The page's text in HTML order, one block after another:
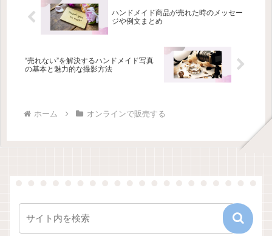
ハンドメイド商品が売れた時のメッセー
ジや例文まとめ
“売れない”を解決するハンドメイド写真
の基本と魅力的な撮影方法
ホーム オンラインで販売する